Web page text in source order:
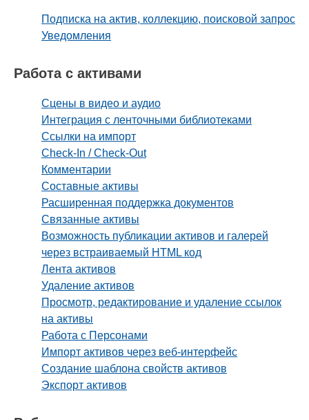
Подписка на актив, коллекцию, поисковой запрос
Уведомления
Работа с активами
Сцены в видео и аудио
Интеграция с ленточными библиотеками
Ссылки на импорт
Check-In / Check-Out
Комментарии
Составные активы
Расширенная поддержка документов
Связанные активы
Возможность публикации активов и галерей
через встраиваемый HTML код
Лента активов
Удаление активов
Просмотр, редактирование и удаление ссылок
на активы
Работа с Персонами
Импорт активов через веб-интерфейс
Создание шаблона свойств активов
Экспорт активов